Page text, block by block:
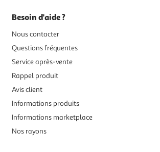
Besoin d'aide ?
Nous contacter
Questions fréquentes
Service après-vente
Rappel produit
Avis client
Informations produits
Informations marketplace
Nos rayons